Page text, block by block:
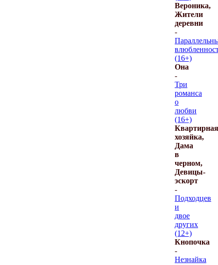
Вероника,
Жители
деревни
-
(16+)
Она
-
Три
романса
о
любви
(16+)
Квартирная
хозяйка,
Дама
в
черном,
Девицы-
эскорт
-
Подходцев
и
двое
других
(12+)
Кнопочка
-
Незнайка